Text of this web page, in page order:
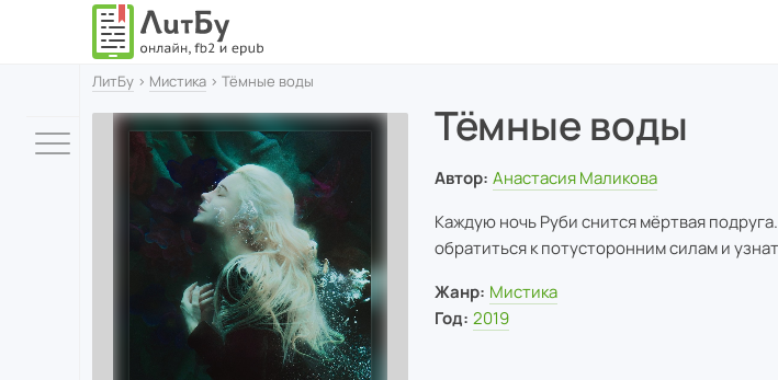
ЛитБу › Мистика › Тёмные воды
Тёмные воды
Автор: Анастасия Маликова
Каждую ночь Руби снится мёртвая
обратиться к потусторонним силам и
Жанр: Мистика
Год: 2019